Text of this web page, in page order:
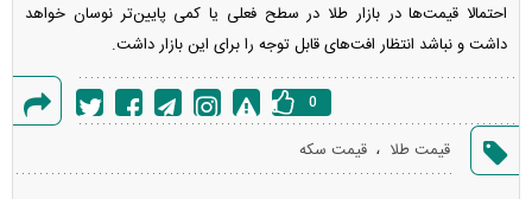
احتمالا قیمت‌ها در بازار طلا در سطح فعلی یا کمی پایین‌تر نوسان خواهد
داشت و نباشد انتظار افت‌های قابل توجه را برای این بازار داشت.
خطا
0
قیمت طلا ، قیمت سکه